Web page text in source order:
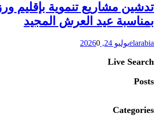
تدشين مشاريع تنموية بإقليم
بمناسبة عيد العرش المجيد
elarabiaيوليو 24, 2026 0
Live Search
Posts
Categories